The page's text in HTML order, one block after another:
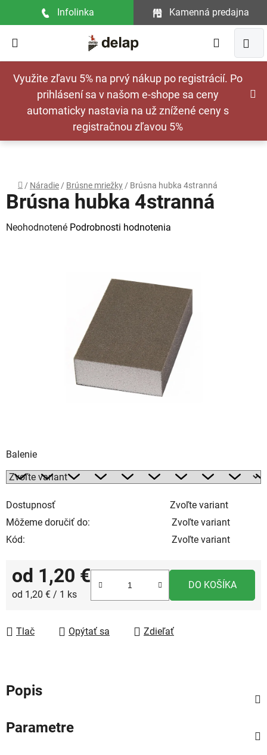
Využite zľavu 5% na prvý nákup po registrácií. Po
prihlásení sa v našom e-shope sa ceny
automaticky nastavia na už znížené ceny s
registračnou zľavou 5%
Infolinka Kamenná predajna
Hľadať
Domov
/ Náradie / Brúsne mriežky / Brúsna hubka 4stranná
Balenie
Dostupnosť
Zvoľte variant
Môžeme doručiť do:
Zvoľte variant
Kód:
Zvoľte variant
od 1,20 €
Jednotková cena:
od 1,20 € / 1 ks
DO KOŠÍKA
Tlač Opýtať sa Zdieľať
Brúsna hubka 4stranná
Priemerné
Neohodnotené Podrobnosti hodnotenia
Popis
Parametre